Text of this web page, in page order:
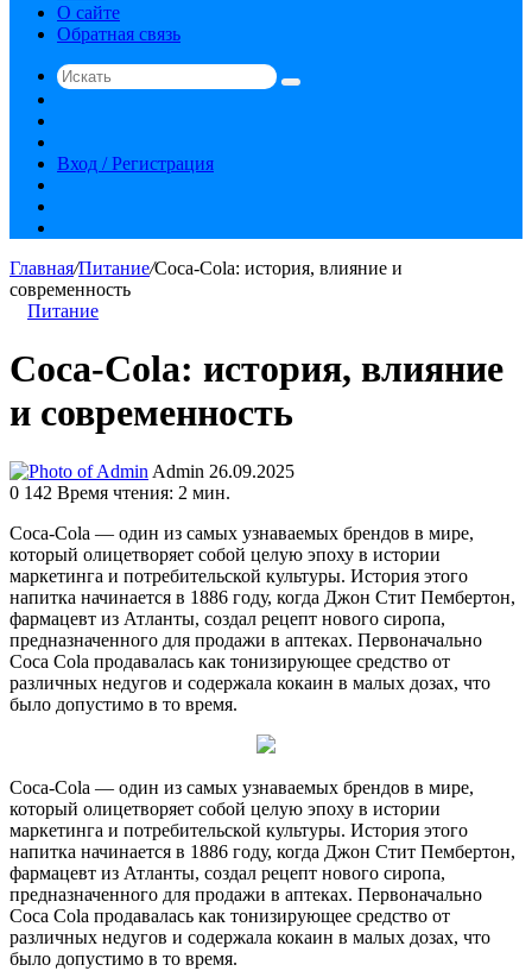
О сайте
Обратная связь
Искать
статья
Вход / Регистрация
Главная/Питание/Coca-Cola: история, влияние и
современность
Питание
Coca-Cola: история, влияние
и современность
Admin Send
an
26.09.2025
0 142 Время чтения: 2 мин.
Coca-Cola — один из самых узнаваемых брендов в мире,
который олицетворяет собой целую эпоху в истории
маркетинга и потребительской культуры. История этого
напитка начинается в 1886 году, когда Джон Стит Пембертон,
фармацевт из Атланты, создал рецепт нового сиропа,
предназначенного для продажи в аптеках. Первоначально
Coca Cola продавалась как тонизирующее средство от
различных недугов и содержала кокаин в малых дозах, что
было допустимо в то время.
Coca-Cola — один из самых узнаваемых брендов в мире,
который олицетворяет собой целую эпоху в истории
маркетинга и потребительской культуры. История этого
напитка начинается в 1886 году, когда Джон Стит Пембертон,
фармацевт из Атланты, создал рецепт нового сиропа,
предназначенного для продажи в аптеках. Первоначально
Coca Cola продавалась как тонизирующее средство от
различных недугов и содержала кокаин в малых дозах, что
было допустимо в то время.